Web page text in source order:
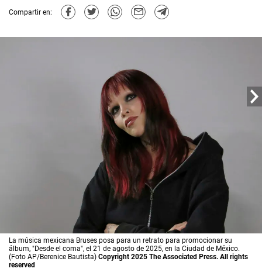
Compartir en:
La música mexicana Bruses posa para un retrato para promocionar su
álbum, "Desde el coma", el 21 de agosto de 2025, en la Ciudad de México.
(Foto AP/Berenice Bautista) Copyright 2025 The Associated Press. All rights
reserved